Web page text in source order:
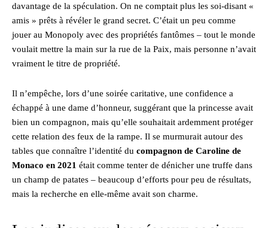
davantage de la spéculation. On ne comptait plus les soi-disant «
amis » prêts à révéler le grand secret. C’était un peu comme
jouer au Monopoly avec des propriétés fantômes – tout le monde
voulait mettre la main sur la rue de la Paix, mais personne n’avait
vraiment le titre de propriété.
Il n’empêche, lors d’une soirée caritative, une confidence a
échappé à une dame d’honneur, suggérant que la princesse avait
bien un compagnon, mais qu’elle souhaitait ardemment protéger
cette relation des feux de la rampe. Il se murmurait autour des
tables que connaître l’identité du compagnon de Caroline de
Monaco en 2021 était comme tenter de dénicher une truffe dans
un champ de patates – beaucoup d’efforts pour peu de résultats,
mais la recherche en elle-même avait son charme.